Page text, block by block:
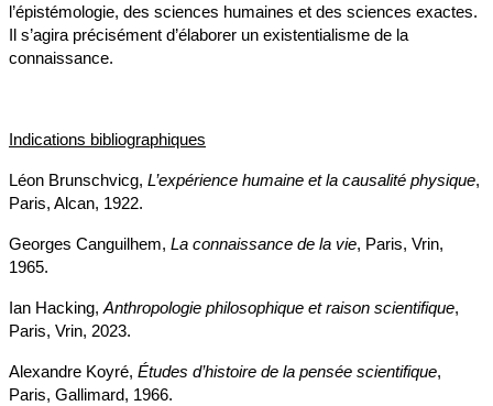
l’épistémologie, des sciences humaines et des sciences exactes.
Il s’agira précisément d’élaborer un existentialisme de la
connaissance.
Indications bibliographiques
Léon Brunschvicg, L’expérience humaine et la causalité physique,
Paris, Alcan, 1922.
Georges Canguilhem, La connaissance de la vie, Paris, Vrin,
1965.
Ian Hacking, Anthropologie philosophique et raison scientifique,
Paris, Vrin, 2023.
Alexandre Koyré, Études d’histoire de la pensée scientifique,
Paris, Gallimard, 1966.